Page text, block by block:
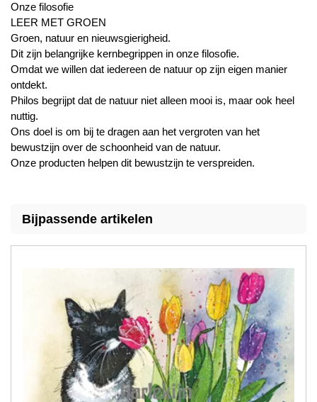
Onze filosofie
LEER MET GROEN
Groen, natuur en nieuwsgierigheid.
Dit zijn belangrijke kernbegrippen in onze filosofie.
Omdat we willen dat iedereen de natuur op zijn eigen manier
ontdekt.
Philos begrijpt dat de natuur niet alleen mooi is, maar ook heel
nuttig.
Ons doel is om bij te dragen aan het vergroten van het
bewustzijn over de schoonheid van de natuur.
Onze producten helpen dit bewustzijn te verspreiden.
Bijpassende artikelen